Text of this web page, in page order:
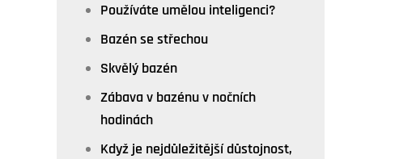
Používáte umělou inteligenci?
Bazén se střechou
Skvělý bazén
Zábava v bazénu v nočních
hodinách
Když je nejdůležitější důstojnost,